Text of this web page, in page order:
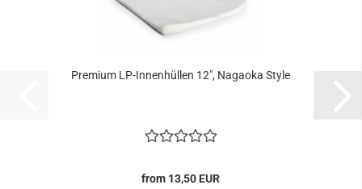
Premium LP-Innenhüllen 12", Nagaoka Style
from 13,50 EUR